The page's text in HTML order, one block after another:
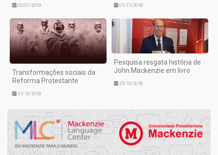
02/01/2019 01/11/2018
Transformações sociais da
Reforma Protestante
31/10/2018
Pesquisa resgata história de
John Mackenzie em livro
25/10/2018